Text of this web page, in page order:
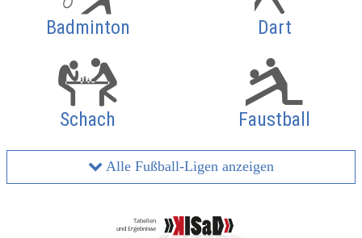
Badminton Dart
Schach Faustball
Alle Fußball-Ligen anzeigen